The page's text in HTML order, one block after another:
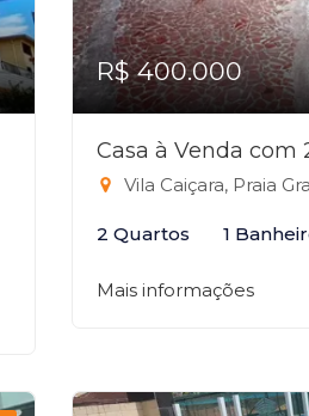
R$ 400.000
Casa à Venda com
Vila Caiçara, Praia
2 Quartos 1
Mais informações